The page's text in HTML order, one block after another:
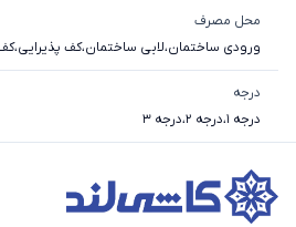
محل مصرف
ورودی ساختمان،لابی ساختمان،کف پذیرایی،
درجه
درجه 1 ،درجه 2 ،درجه 3